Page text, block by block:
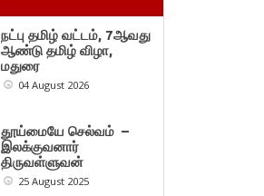
நட்பு தமிழ் வட்டம், 7ஆவது
ஆண்டு தமிழ் விழா,
மதுரை
04 August 2026
தூய்மையே செல்வம் –
இலக்குவனார்
திருவள்ளுவன்
25 August 2025